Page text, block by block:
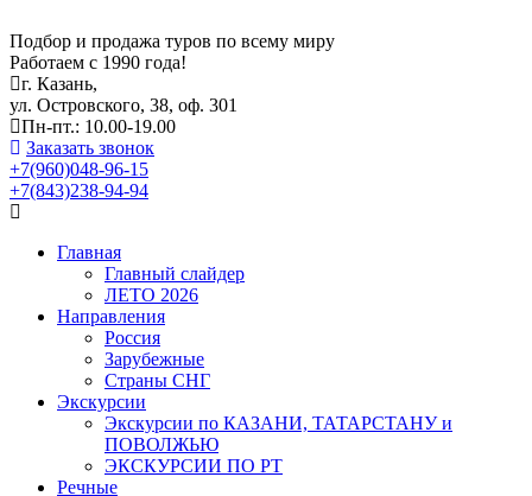
Подбор и продажа туров по всему миру
Работаем с 1990 года!
г. Казань,
ул. Островского, 38, оф. 301
Пн-пт.: 10.00-19.00
Заказать звонок
+7(960)048-96-15
+7(843)238-94-94
Главная
Главный слайдер
ЛЕТО 2026
Направления
Россия
Зарубежные
Страны СНГ
Экскурсии
Экскурсии по КАЗАНИ, ТАТАРСТАНУ и
ПОВОЛЖЬЮ
ЭКСКУРСИИ ПО РТ
Речные